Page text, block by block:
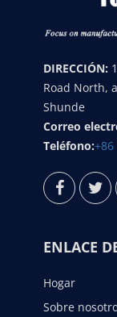
DIRECCIÓN:
Road North,
Shunde
Correo
Teléfono:+86
ENLACE
Hogar
Sobre